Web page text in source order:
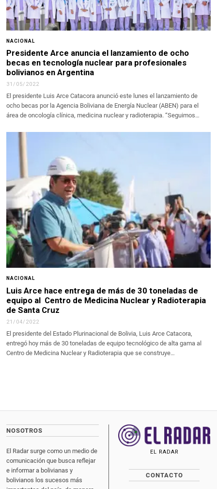
NACIONAL
Presidente Arce anuncia el lanzamiento de ocho
becas en tecnología nuclear para profesionales
bolivianos en Argentina
31/05/2022
El presidente Luis Arce Catacora anunció este lunes el lanzamiento de
ocho becas por la Agencia Boliviana de Energía Nuclear (ABEN) para el
área de oncología clínica, medicina nuclear y radioterapia. “Seguimos…
NACIONAL
Luis Arce hace entrega de más de 30 toneladas de
equipo al Centro de Medicina Nuclear y Radioterapia
de Santa Cruz
21/04/2022
El presidente del Estado Plurinacional de Bolivia, Luis Arce Catacora,
entregó hoy más de 30 toneladas de equipo tecnológico de alta gama al
Centro de Medicina Nuclear y Radioterapia que se construye…
NOSOTROS
El Radar surge como un medio de
comunicación que busca reflejar
e informar a bolivianas y
bolivianos los sucesos más
EL RADAR
CONTACTO